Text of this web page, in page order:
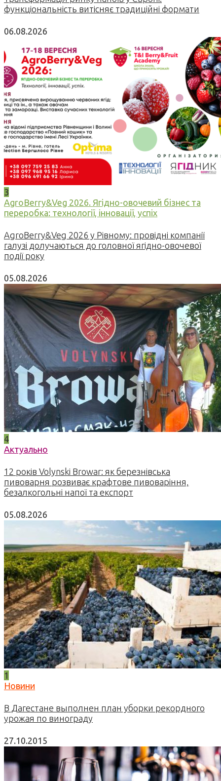
функціональність витісняє традиційні формати
06.08.2026
3
AgroBerry&Veg 2026. Ягідно-овочевий бізнес та
переробка: технології, інновації, успіх
AgroBerry&Veg 2026 у Рівному: провідні компанії
галузі долучаються до головної ягідно-овочевої
події року
05.08.2026
4
Актуально
12 років Volynski Browar: як березнівська
пивоварня розвиває крафтове пивоваріння,
безалкогольні напої та експорт
05.08.2026
1
Новини
В Дагестане выполнен план уборки рекордного
урожая по винограду
27.10.2015